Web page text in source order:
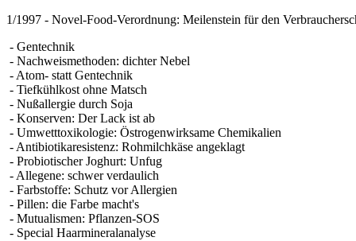
1/1997 - Novel-Food-Verordnung: Meilenstein für den
- Gentechnik
- Nachweismethoden: dichter Nebel
- Atom- statt Gentechnik
- Tiefkühlkost ohne Matsch
- Nußallergie durch Soja
- Konserven: Der Lack ist ab
- Umwetttoxikologie: Östrogenwirksame Chemikalien
- Antibiotikaresistenz: Rohmilchkäse angeklagt
- Probiotischer Joghurt: Unfug
- Allegene: schwer verdaulich
- Farbstoffe: Schutz vor Allergien
- Pillen: die Farbe macht's
- Mutualismen: Pflanzen-SOS
- Special Haarmineralanalyse